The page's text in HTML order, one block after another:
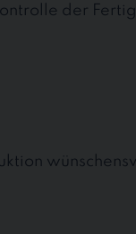
der